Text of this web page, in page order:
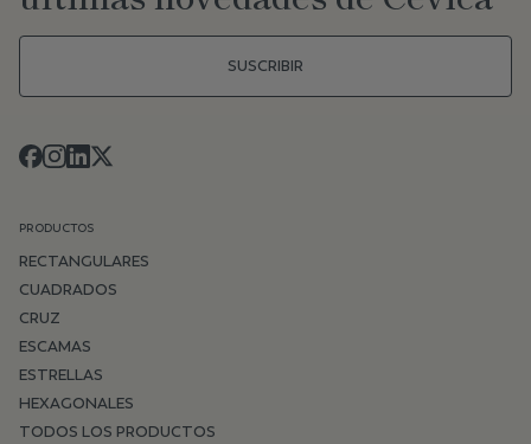
SUSCRIBIR
PRODUCTOS
RECTANGULARES
CUADRADOS
CRUZ
ESCAMAS
ESTRELLAS
HEXAGONALES
TODOS LOS PRODUCTOS